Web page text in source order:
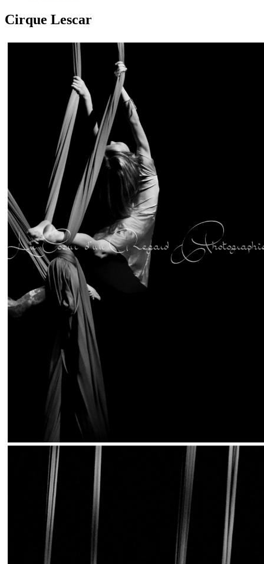
Cirque Lescar